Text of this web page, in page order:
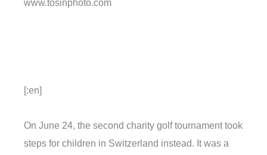
www.tosinphoto.com
[:en]
On June 24, the second charity golf tournament took
steps for children in Switzerland instead. It was a